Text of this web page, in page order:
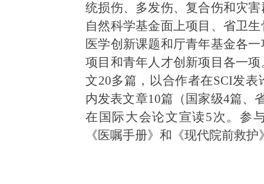
统损伤、多发伤、复合伤和灾
自然科学基金面上项目、省卫
医学创新课题和厅青年基金各
项目和青年人才创新项目各一
文20多篇，以合作者在SCI发
内发表文章10篇（国家级4篇、
在国际大会论文宣读5次。参
《医嘱手册》和《现代院前救